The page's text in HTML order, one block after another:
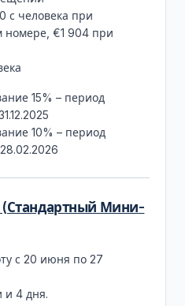
с человека при
номере, €1 904 при
15% – период
10% – период
(Стандартный Мини-
с 20 июня по 27
и 4 дня.